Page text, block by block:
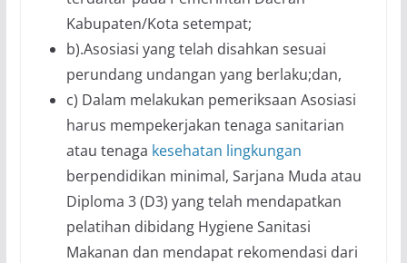
Kabupaten/Kota setempat;
b).Asosiasi yang telah disahkan sesuai
perundang undangan yang berlaku;dan,
c) Dalam melakukan pemeriksaan Asosiasi
harus mempekerjakan tenaga sanitarian
atau tenaga kesehatan lingkungan
berpendidikan minimal, Sarjana Muda atau
Diploma 3 (D3) yang telah mendapatkan
pelatihan dibidang Hygiene Sanitasi
Makanan dan mendapat rekomendasi dari